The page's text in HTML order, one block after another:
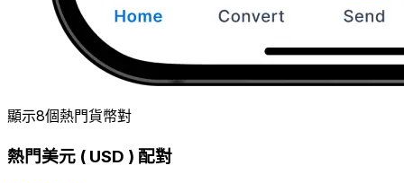
顯示8個熱門貨幣對
熱門美元 ( USD ) 配對